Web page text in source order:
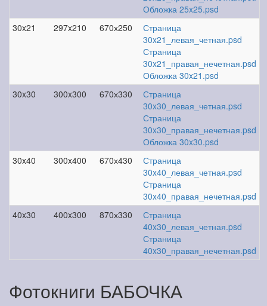
Обложка 25x25.psd
30x21
297x210 670х250
Страница
30x21_левая_четная.psd
Страница
30x21_правая_нечетная.psd
Обложка 30x21.psd
30x30
300x300 670х330
Страница
30x30_левая_четная.psd
Страница
30x30_правая_нечетная.psd
Обложка 30x30.psd
30x40
300x400 670х430
Страница
30x40_левая_четная.psd
Страница
30x40_правая_нечетная.psd
40x30
400x300 870х330
Страница
40x30_левая_четная.psd
Страница
40x30_правая_нечетная.psd
Фотокниги БАБОЧКА